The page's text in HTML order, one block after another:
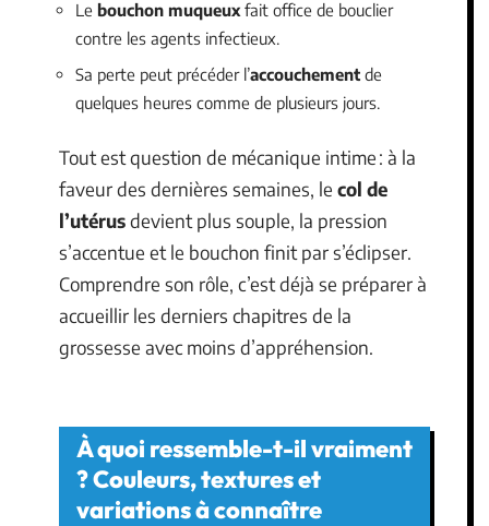
Le bouchon muqueux fait office de bouclier
contre les agents infectieux.
Sa perte peut précéder l’accouchement de
quelques heures comme de plusieurs jours.
Tout est question de mécanique intime : à la
faveur des dernières semaines, le col de
l’utérusdevient plus souple, la pression
s’accentue et le bouchon finit par s’éclipser.
Comprendre son rôle, c’est déjà se préparer à
accueillir les derniers chapitres de la
grossesse avec moins d’appréhension.
À quoi ressemble-t-il vraiment
? Couleurs, textures et
variations à connaître